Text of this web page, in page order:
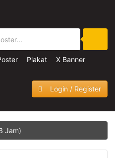
Plakat
X Banner
Login / Register
Jam)